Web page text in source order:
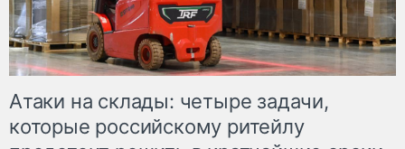
Атаки на склады: четыре задачи,
которые российскому ритейлу